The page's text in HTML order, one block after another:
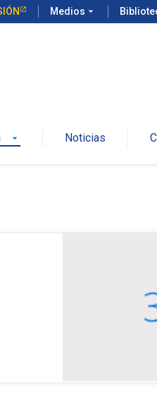
Medios arrow_drop_down
arrow_drop_down Noticias